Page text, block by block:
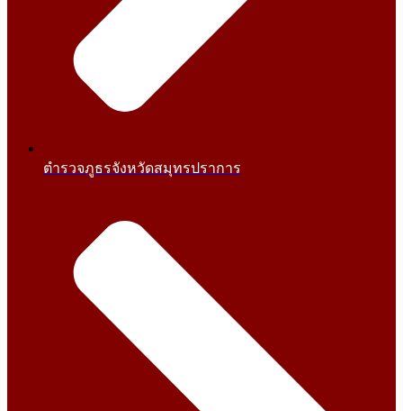
ตำรวจภูธรจังหวัดสมุทรปราการ